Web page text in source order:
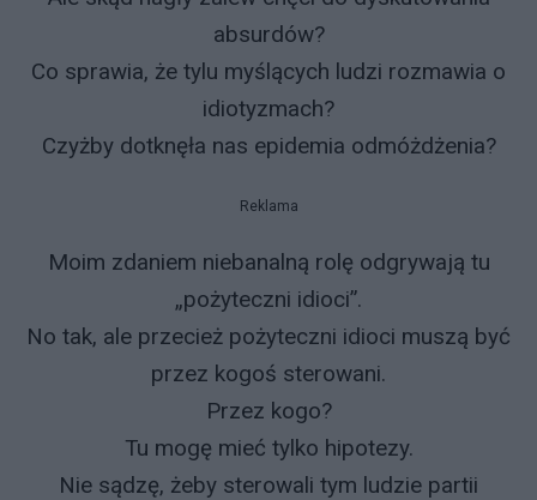
absurdów?
Co sprawia, że tylu myślących ludzi rozmawia o
idiotyzmach?
Czyżby dotknęła nas epidemia odmóżdżenia?
Reklama
Moim zdaniem niebanalną rolę odgrywają tu
„pożyteczni idioci”.
No tak, ale przecież pożyteczni idioci muszą być
przez kogoś sterowani.
Przez kogo?
Tu mogę mieć tylko hipotezy.
Nie sądzę, żeby sterowali tym ludzie partii